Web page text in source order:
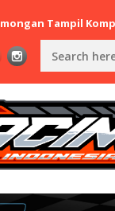
Tampil